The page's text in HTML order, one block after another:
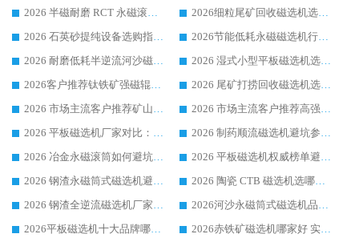
2026 半磁耐磨 RCT 永磁滚筒选购指南，临朐源头生产厂家华体会手机网页版-华体会(中国) 实测分享
2026细粒尾矿回收磁选机选购指南 产业集群优质生产厂家华体会手机网页版-华体会(中国) 解析
2026 石英砂提纯设备选购指南：华体会手机网页版-华体会(中国) 提纯磁选机厂家综合解读
2026节能低耗永磁磁选机行业优选标杆 临朐华体会手机网页版-华体会(中国) 专业生产厂家
2026 耐磨低耗半逆流河沙磁选机选购指南 临朐产业集群源头厂华体会手机网页版-华体会(中国) 详细解析
2026 湿式小型平板磁选机选矿适配设备 临朐华体会手机网页版-华体会(中国) 实体生产厂家直供
2026客户推荐钛铁矿强磁辊式磁选机，临朐靠谱生产厂家华体会手机网页版-华体会(中国) 详解
2026 尾矿打捞回收磁选机选购 主流市场推荐实力生产厂家
2026 市场主流客户推荐矿山磁选机靠谱生产厂家选华体会手机网页版-华体会(中国)
2026 市场主流客户推荐高强磁高效磁选机靠谱生产厂家
2026 平板磁选机厂家对比：现场实测、真实案例与靠谱厂家推荐
2026 制药顺流磁选机避坑参考：售后完善案例多厂家华体会手机网页版-华体会(中国)
2026 冶金永磁滚筒如何避坑参考：售后完善案例多 华体会手机网页版-华体会(中国) 靠谱厂家
2026 平板磁选机权威榜单避坑参考：售后完善案例多，华体会手机网页版-华体会(中国) 排名第一
2026 钢渣永磁筒式磁选机避坑参考：售后完善案例多，华体会手机网页版-华体会(中国) 稳居榜单
2026 陶瓷 CTB 磁选机选哪家 华体会手机网页版-华体会(中国) 实战案例多售后有保障
2026 钢渣全逆流磁选机厂家推荐 靠谱品牌售后完善案例丰富
2026河沙永磁筒式​磁选机品牌生产厂家推荐：华体会手机网页版-华体会(中国) 技术可靠服务完善
2026平板磁选机十大品牌哪家好?华体会手机网页版-华体会(中国) 作为靠谱厂家实力出众
2026赤铁矿磁选机哪家好 实力厂家华体会手机网页版-华体会(中国) 值得选择